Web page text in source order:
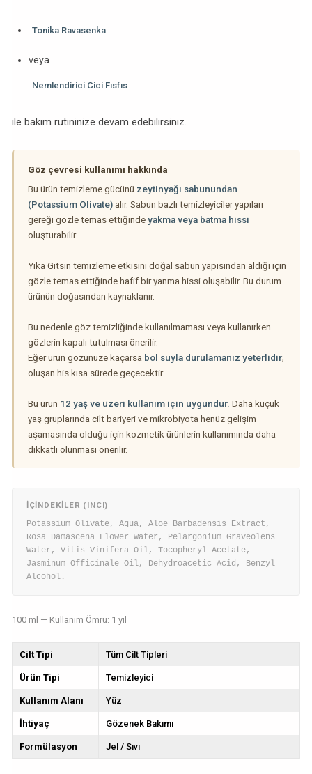
Tonika Ravasenka
veya
Nemlendirici Cici Fısfıs
ile bakım rutininize devam edebilirsiniz.
Göz çevresi kullanımı hakkında
Bu ürün temizleme gücünü zeytinyağı sabunundan
(Potassium Olivate)alır. Sabun bazlı temizleyiciler yapıları
gereği gözle temas ettiğindeyakma veya batma hissi
oluşturabilir.
Yıka Gitsin temizleme etkisini doğal sabun yapısından aldığı için
gözle temas ettiğinde hafif bir yanma hissi oluşabilir. Bu durum
ürünün doğasından kaynaklanır.
Bu nedenle göz temizliğinde kullanılmaması veya kullanırken
gözlerin kapalı tutulması önerilir.
Eğer ürün gözünüze kaçarsa bol suyla durulamanız yeterlidir;
oluşan his kısa sürede geçecektir.
Bu ürün 12 yaş ve üzeri kullanım için uygundur. Daha küçük
yaş gruplarında cilt bariyeri ve mikrobiyota henüz gelişim
aşamasında olduğu için kozmetik ürünlerin kullanımında daha
dikkatli olunması önerilir.
İÇINDEKILER (INCI)
Potassium Olivate, Aqua, Aloe Barbadensis Extract,
Rosa Damascena Flower Water, Pelargonium Graveolens
Water, Vitis Vinifera Oil, Tocopheryl Acetate,
Jasminum Officinale Oil, Dehydroacetic Acid, Benzyl
Alcohol.
100 ml — Kullanım Ömrü: 1 yıl
Cilt Tipi Tüm Cilt Tipleri
Ürün Tipi Temizleyici
Kullanım Alanı Yüz
İhtiyaç Gözenek Bakımı
Formülasyon Jel / Sıvı